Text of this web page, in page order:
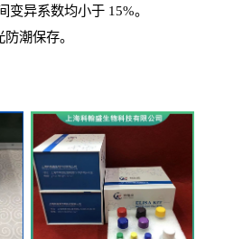
变异系数均小于15%。
防潮保存。